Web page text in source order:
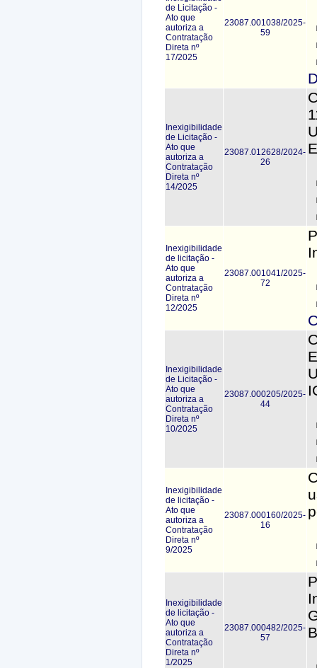
de Licitação -
Ato que
autoriza a
Contratação
Direta nº
17/2025
23087.001038/2025-
59
Inexigibilidade
de Licitação -
Ato que
autoriza a
Contratação
Direta nº
14/2025
23087.012628/2024-
26
Inexigibilidade
de licitação -
Ato que
autoriza a
Contratação
Direta nº
12/2025
23087.001041/2025-
72
Inexigibilidade
de Licitação -
Ato que
autoriza a
Contratação
Direta nº
10/2025
23087.000205/2025-
44
Inexigibilidade
de licitação -
Ato que
autoriza a
Contratação
Direta nº
9/2025
23087.000160/2025-
16
Inexigibilidade
de licitação -
Ato que
autoriza a
Contratação
Direta nº
1/2025
23087.000482/2025-
57